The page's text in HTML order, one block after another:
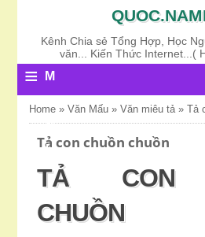
Kênh Chia sẻ Tổng Hợp, Học
văn... Kiến Thức Internet...(
≡
M
N
U
Home »Văn Mấu »Văn miêu tả»Tả
Tả con chuồn chuồn
TẢ CON
CHUỒN